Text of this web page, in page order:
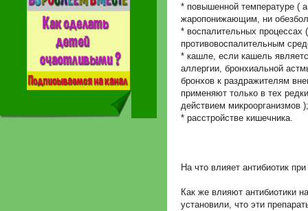
* повышенной температуре (
жаропонижающим, ни
* воспалительных процессах
противовоспалительным
* кашле, если кашель
аллергии, бронхиальной
бронхов к раздражителям
применяют только в тех
действием микроорганизмов );
* расстройстве кишечника.
На что влияет антибиотик
Как же влияют антибиотики
установили, что эти